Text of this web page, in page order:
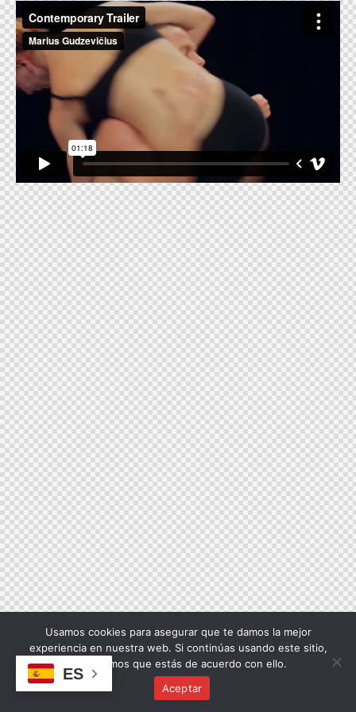
ES
Usamos cookies para asegurar que te damos la mejor
experiencia en nuestra web. Si continúas usando este sitio,
asumiremos que estás de acuerdo con ello.
Aceptar